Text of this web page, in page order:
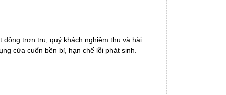
trơn tru, quý khách nghiệm thu và hài
cửa cuốn bền bỉ, hạn chế lỗi phát sinh.